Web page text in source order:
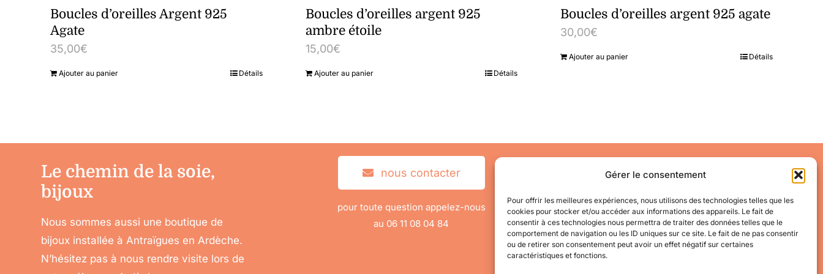
Gérer le consentement
Pour offrir les meilleures expériences, nous utilisons des technologies telles que les
cookies pour stocker et/ou accéder aux informations des appareils. Le fait de
consentir à ces technologies nous permettra de traiter des données telles que le
comportement de navigation ou les ID uniques sur ce site. Le fait de ne pas consentir
ou de retirer son consentement peut avoir un effet négatif sur certaines
caractéristiques et fonctions.
Boucles d’oreilles Argent 925
Agate
35,00€
Ajouter au panier Détails
Boucles d’oreilles argent 925
ambre étoile
15,00€
Ajouter au panier Détails
Boucles d’oreilles argent 925 agate
30,00€
Ajouter au panier Détails
Le chemin de la soie,
bijoux
Nous sommes aussi une boutique de
bijoux installée à Antraïgues en Ardèche.
N’hésitez pas à nous rendre visite lors de
nous contacter
pour toute question appelez-nous
au 06 11 08 04 84
Mes informations
Mes commandes
Conditions Générales de Vente